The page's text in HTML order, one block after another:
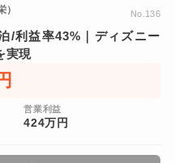
No.136
/利益率43%｜ディズニー
実現
営業利益
424万円